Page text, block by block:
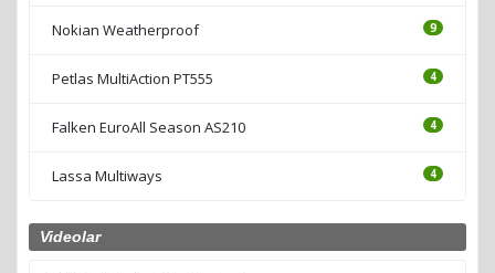
Nokian Weatherproof 9
Petlas MultiAction PT555 4
Falken EuroAll Season AS210 4
Lassa Multiways 4
Videolar